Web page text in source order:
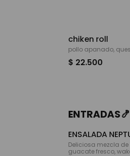
chiken roll
pollo apanado,
$ 22.500
ENSALADA
Deliciosa mezcla
guacate fresco,